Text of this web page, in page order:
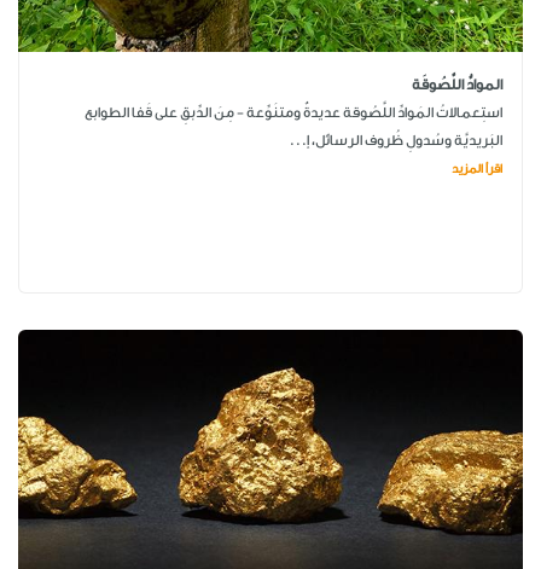
الموادُّ اللَّصُوقَة
استِعمالاتُ المَوادِّ اللَّصُوقة عديدةٌ ومتنَوِّعة - مِنَ الدِّبقِ على قَفا الطوابع
البَريديَّة وسُدولِ ظُروف الرسائل، إ...
اقرأ المزيد